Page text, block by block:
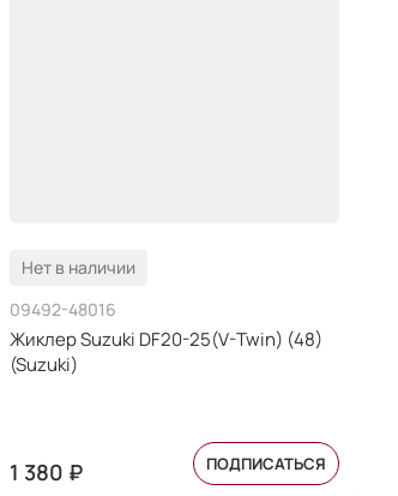
Нет в наличии
09492-48016
Жиклер Suzuki DF20-25(V-Twin) (48)
(Suzuki)
1 380 ₽ ПОДПИСАТЬСЯ